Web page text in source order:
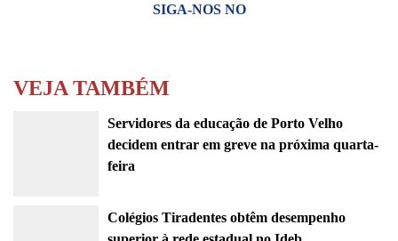
SIGA-NOS NO
VEJA TAMBÉM
Servidores da educação de Porto Velho
decidem entrar em greve na próxima quarta-